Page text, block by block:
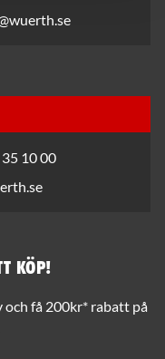
10 00
köp!
få 200kr* rabatt på